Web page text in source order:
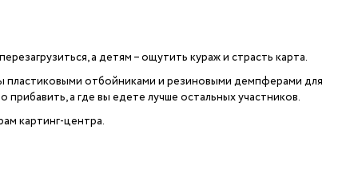
а детям – ощутить кураж и страсть карта.
пластиковыми отбойниками и резиновыми демпферами для
а где вы едете лучше остальных участников.
картинг-центра.